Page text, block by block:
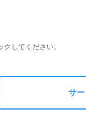
してください。
サ